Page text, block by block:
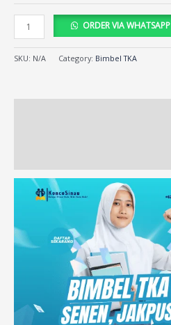
ORDER VIA WHATSAPP
SKU: N/A Category: Bimbel TKA